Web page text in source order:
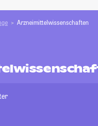
Arzneimittelwissenschaften